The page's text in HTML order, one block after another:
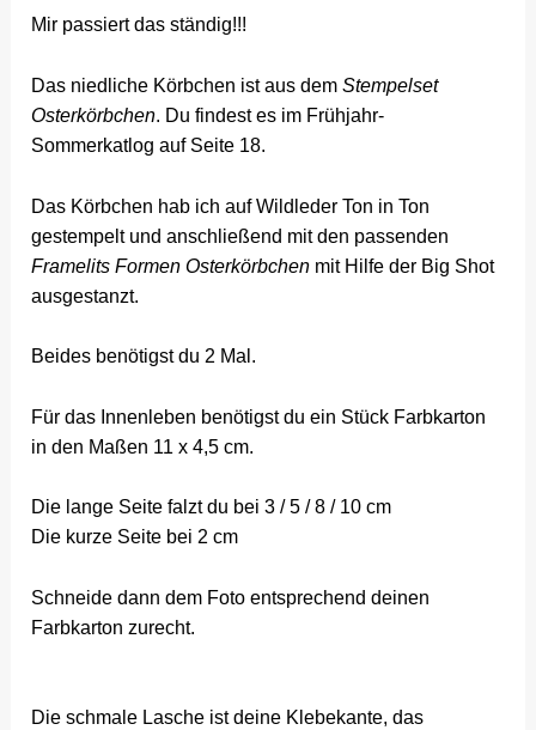
Mir passiert das ständig!!!
Das niedliche Körbchen ist aus demStempelset
Osterkörbchen. Du findest es im Frühjahr-
Sommerkatlog auf Seite 18.
Das Körbchen hab ich auf Wildleder Ton in Ton
gestempelt und anschließend mit den passenden
Framelits Formen Osterkörbchen mit Hilfe der Big Shot
ausgestanzt.
Beides benötigst du 2 Mal.
Für das Innenleben benötigst du ein Stück Farbkarton
in den Maßen 11 x 4,5 cm.
Die lange Seite falzt du bei 3 / 5 / 8 / 10 cm
Die kurze Seite bei 2 cm
Schneide dann dem Foto entsprechend deinen
Farbkarton zurecht.
Die schmale Lasche ist deine Klebekante, das